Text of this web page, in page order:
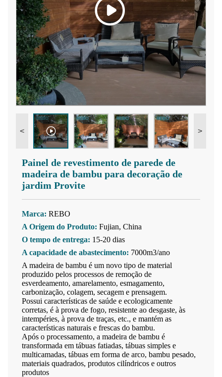
< >
Painel de revestimento de parede de
madeira de bambu para decoração de
jardim Provite
Marca: REBO
A Origem do Produto: Fujian, China
O tempo de entrega: 15-20 dias
A capacidade de abastecimento: 7000m3/ano
A madeira de bambu é um novo tipo de material
produzido pelos processos de remoção de
esverdeamento, amarelamento, esmagamento,
carbonização, colagem, secagem e prensagem.
Possui características de saúde e ecologicamente
corretas, é à prova de fogo, resistente ao desgaste, às
intempéries, à prova de traças, etc., e mantém as
características naturais e frescas do bambu.
Após o processamento, a madeira de bambu é
transformada em tábuas fatiadas, tábuas simples e
multicamadas, tábuas em forma de arco, bambu pesado,
materiais quadrados, produtos cilíndricos e outros
produtos